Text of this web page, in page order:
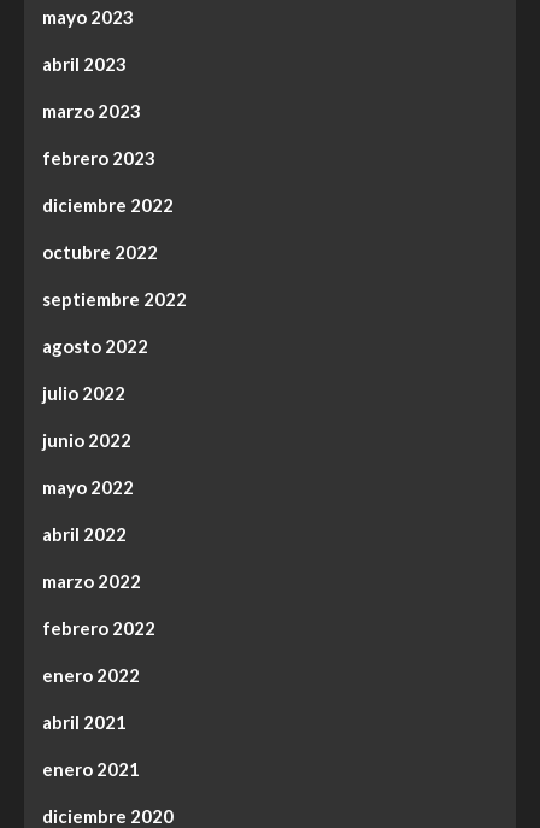
mayo 2023
abril 2023
marzo 2023
febrero 2023
diciembre 2022
octubre 2022
septiembre 2022
agosto 2022
julio 2022
junio 2022
mayo 2022
abril 2022
marzo 2022
febrero 2022
enero 2022
abril 2021
enero 2021
diciembre 2020